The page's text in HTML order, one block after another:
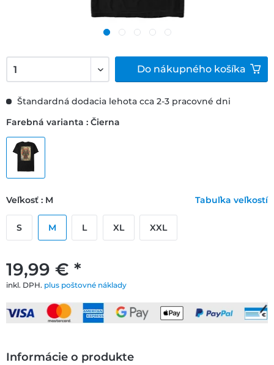
19,99 € *
inkl. DPH. plus poštovné náklady
Štandardná dodacia lehota cca 2-3 pracovné dni
Farebná varianta : Čierna
Veľkosť : M Tabuľka veľkostí
S M L XL XXL
Do nákupného košíka
Informácie o produkte